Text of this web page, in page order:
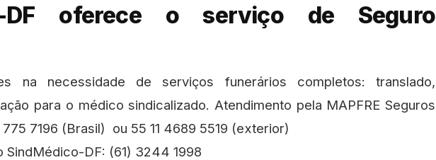
DF oferece o serviço de Seguro
na necessidade de serviços funerários completos: translado,
para o médico sindicalizado. Atendimento pela MAPFRE Seguros
7196 (Brasil) ou 55 11 4689 5519 (exterior)
SindMédico-DF: (61) 3244 1998